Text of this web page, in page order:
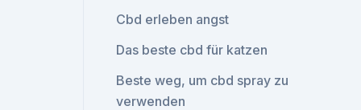
Cbd erleben angst
Das beste cbd für katzen
Beste weg, um cbd spray zu
verwenden